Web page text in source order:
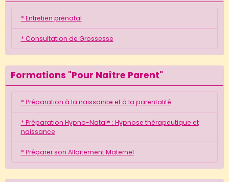
* Entretien prénatal
* Consultation de Grossesse
Formations "Pour Naître Parent"
* Préparation à la naissance et à la parentalité
* Préparation Hypno-Natal® : Hypnose thérapeutique et
naissance
* Préparer son Allaitement Maternel